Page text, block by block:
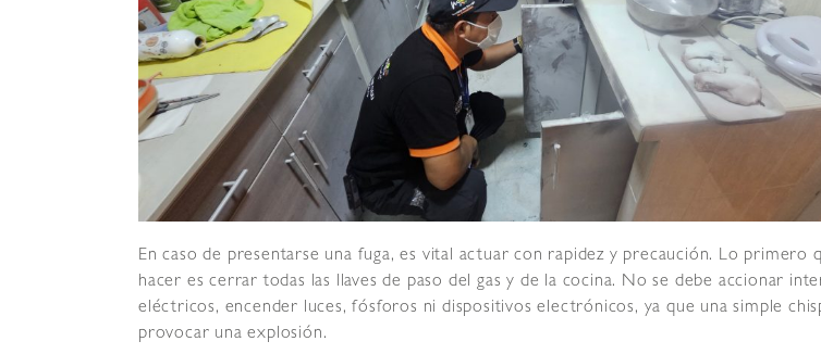
En caso de presentarse una fuga, es vital actuar con rapidez y precaución. Lo primero
hacer es cerrar todas las llaves de paso del gas y de la cocina. No se debe accionar
eléctricos, encender luces, fósforos ni dispositivos electrónicos, ya que una simple
provocar una explosión.